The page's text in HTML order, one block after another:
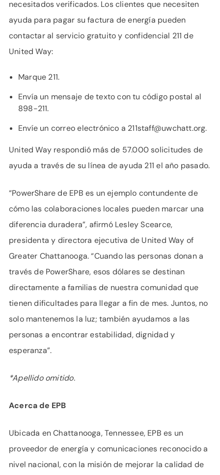
necesitados verificados. Los clientes que necesiten
ayuda para pagar su factura de energía pueden
contactar al servicio gratuito y confidencial 211 de
United Way:
Marque 211.
Envía un mensaje de texto con tu código postal al
898-211.
Envíe un correo electrónico a 211staff@uwchatt.org.
United Way respondió más de 57.000 solicitudes de
ayuda a través de su línea de ayuda 211 el año pasado.
“PowerShare de EPB es un ejemplo contundente de
cómo las colaboraciones locales pueden marcar una
diferencia duradera”, afirmó Lesley Scearce,
presidenta y directora ejecutiva de United Way of
Greater Chattanooga. “Cuando las personas donan a
través de PowerShare, esos dólares se destinan
directamente a familias de nuestra comunidad que
tienen dificultades para llegar a fin de mes. Juntos, no
solo mantenemos la luz; también ayudamos a las
personas a encontrar estabilidad, dignidad y
esperanza”.
*Apellido omitido.
Acerca de EPB
Ubicada en Chattanooga, Tennessee, EPB es un
proveedor de energía y comunicaciones reconocido a
nivel nacional, con la misión de mejorar la calidad de